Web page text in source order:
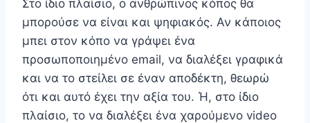
Στο ίδιο πλαίσιο, ο ανθρώπινος κόπος θα
μπορούσε να είναι και ψηφιακός. Αν κάποιος
μπει στον κόπο να γράψει ένα
προσωποποιημένο email, να διαλέξει γραφικά
και να το στείλει σε έναν αποδέκτη, θεωρώ
ότι και αυτό έχει την αξία του. Ή, στο ίδιο
πλαίσιο, το να διαλέξει ένα χαρούμενο video